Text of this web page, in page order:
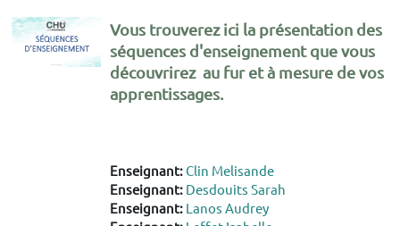
Vous trouverez ici la présentation des
séquences d'enseignement que vous
découvrirez au fur et à mesure de vos
apprentissages.
Enseignant:Clin Melisande
Enseignant: Desdouits Sarah
Enseignant: Lanos Audrey